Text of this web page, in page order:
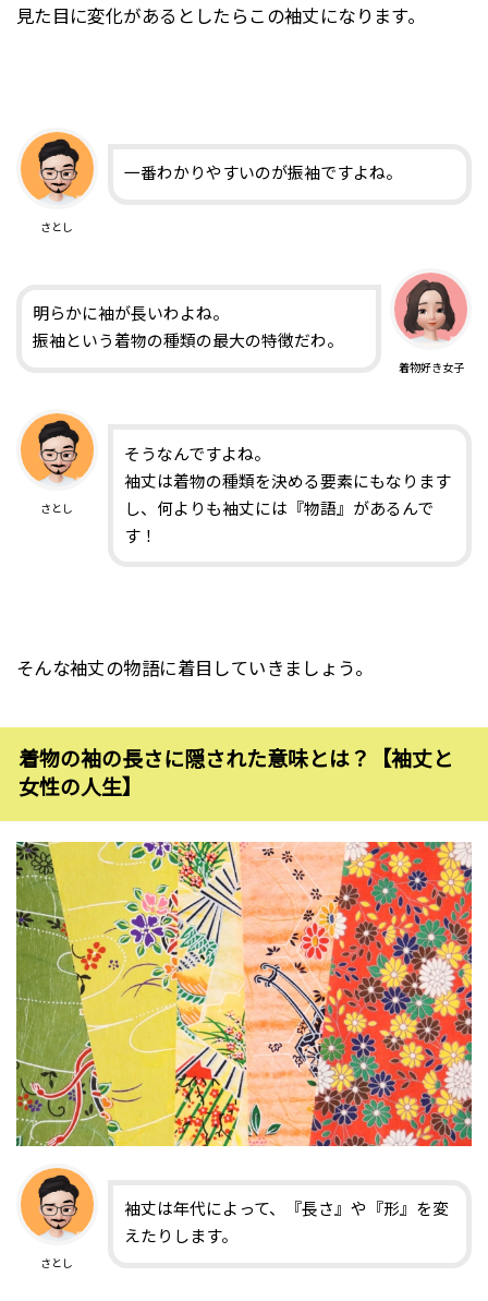
見た目に変化があるとしたらこの袖丈になります。
さとし
一番わかりやすいのが振袖ですよね。
着物好き女子
明らかに袖が長いわよね。
振袖という着物の種類の最大の特徴だわ。
さとし
そうなんですよね。
袖丈は着物の種類を決める要素にもなります
し、何よりも袖丈には『物語』があるんで
す！
そんな袖丈の物語に着目していきましょう。
着物の袖の長さに隠された意味とは？【袖丈と
女性の人生】
さとし
袖丈は年代によって、『長さ』や『形』を変
えたりします。